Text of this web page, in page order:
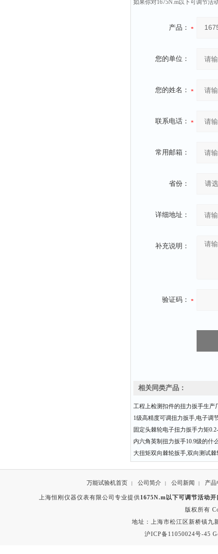
如果你对1675N.m以下可调节活
产品：
您的单位：
您的姓名：
联系电话：
常用邮箱：
省份：
详细地址：
补充说明：
验证码：
相关同类产品：
工程上检测扣件的扭力扳手生产
1级高精度可调扭力扳手,电子调
固定头棘轮电子扭力扳手力矩
内六角英制扭力扳手10.9级的什
大扭矩双向棘轮扳手,双向测试
万能试验机首页 | 公司简介 | 公司新闻 | 产品
上海恒刚仪器仪表有限公司专业提供1675N.m以下可调节活动
版权所有
地址：上海市松江区新桥镇九
沪ICP备11050024号-45